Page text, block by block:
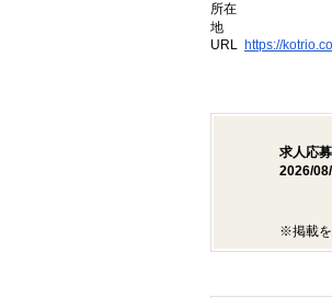
所在
地
URL https://
求人応
2026/
※掲載を